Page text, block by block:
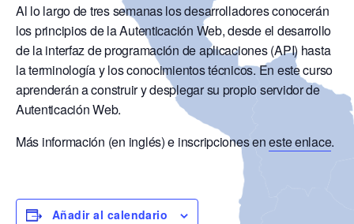
Al lo largo de tres semanas los desarrolladores conocerán
los principios de la Autenticación Web, desde el desarrollo
de la interfaz de programación de aplicaciones (API) hasta
la terminología y los conocimientos técnicos. En este curso
aprenderán a construir y desplegar su propio servidor de
Autenticación Web.
Más información (en inglés) e inscripciones eneste enlace.
Añadir al calendario